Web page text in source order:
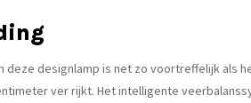
deze designlamp is net zo voortreffelijk als
ver rijkt. Het intelligente